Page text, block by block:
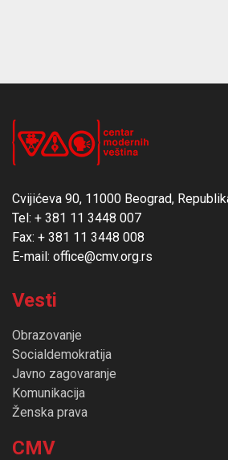
Cvijićeva 90, 11000 Beograd,
Tel: + 381 11 3448 007
Fax: + 381 11 3448 008
E-mail: office@cmv.org.rs
Vesti
Obrazovanje
Socialdemokratija
Javno zagovaranje
Komunikacija
Ženska prava
CMV